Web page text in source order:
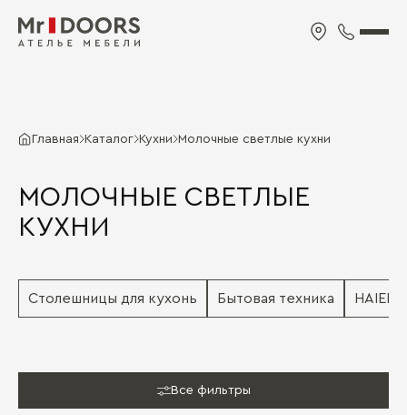
Главная Каталог Кухни Молочные светлые кухни
МОЛОЧНЫЕ СВЕТЛЫЕ
КУХНИ
Столешницы для кухонь Бытовая техника HAIER
Все фильтры